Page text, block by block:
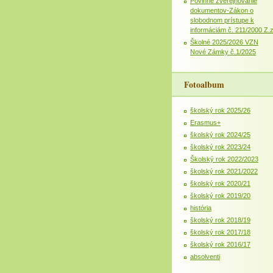
dokumentov-Zákon o
slobodnom prístupe k
informáciám č. 211/2000 Z.z
Školné 2025/2026 VZN
Nové Zámky č.1/2025
Fotoalbum
školský rok 2025/26
Erasmus+
školský rok 2024/25
školský rok 2023/24
Školský rok 2022/2023
školský rok 2021/2022
školský rok 2020/21
školský rok 2019/20
história
školský rok 2018/19
školský rok 2017/18
školský rok 2016/17
absolventi